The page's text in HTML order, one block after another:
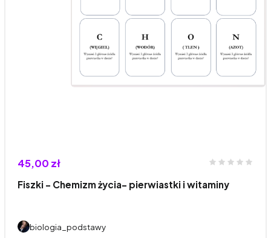
45,00 zł
Fiszki - Chemizm życia- pierwiastki i witaminy
biologia_podstawy